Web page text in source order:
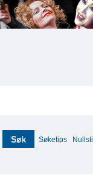
Søk Søketips Nullstill